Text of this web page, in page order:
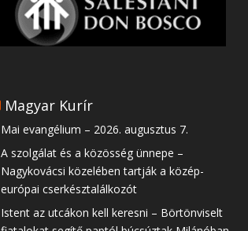
Magyar Kurír
Mai evangélium – 2026. augusztus 7.
A szolgálat és a közösség ünnepe –
Nagykovácsi közelében tartják a közép-
európai cserkésztalálkozót
Istent az utcákon kell keresni – Börtönviselt